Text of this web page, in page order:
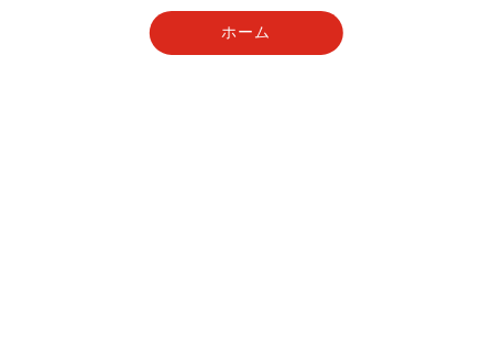
ホーム